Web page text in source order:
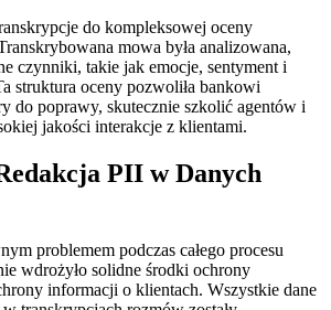
do kompleksowej oceny
mowa była analizowana,
czynniki, takie jak emocje, sentyment i
struktura oceny pozwoliła bankowi
do poprawy, skutecznie szkolić agentów i
jakości interakcje z klientami.
PII w Danych
problemem podczas całego procesu
wdrożyło solidne środki ochrony
informacji o klientach. Wszystkie dane